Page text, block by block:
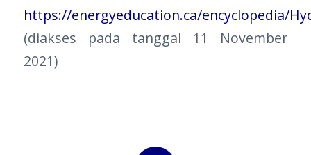
https://energyeducation.ca/encyclopedia/
(diakses pada tanggal 11 November
2021)